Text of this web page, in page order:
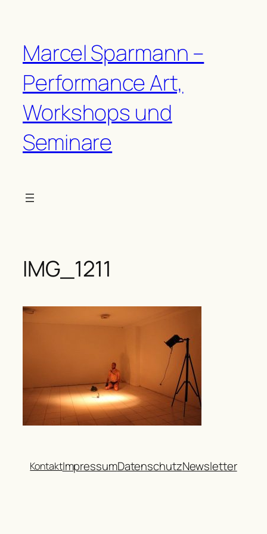
Marcel Sparmann –
Performance Art,
Workshops und
Seminare
IMG_1211
KontaktImpressumDatenschutzNewsletter